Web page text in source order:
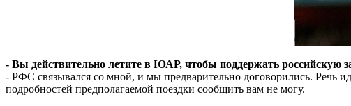
- Вы действительно летите в ЮАР, чтобы поддержать российскую
- РФС связывался со мной, и мы предварительно договорились. Речь
подробностей предполагаемой поездки сообщить вам не могу.